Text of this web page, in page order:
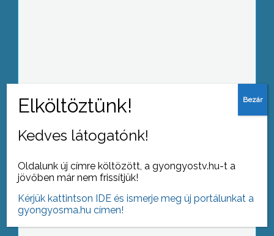
városunkban elszállásolt árvízkárosult
gyerekek
Kedves látogatónk!
Oldalunk új címre költözött, a gyongyostv.hu-t a
jövőben már nem frissítjük!
Kérjük kattintson IDE és ismerje meg új portálunkat a
gyongyosma.hu címen!